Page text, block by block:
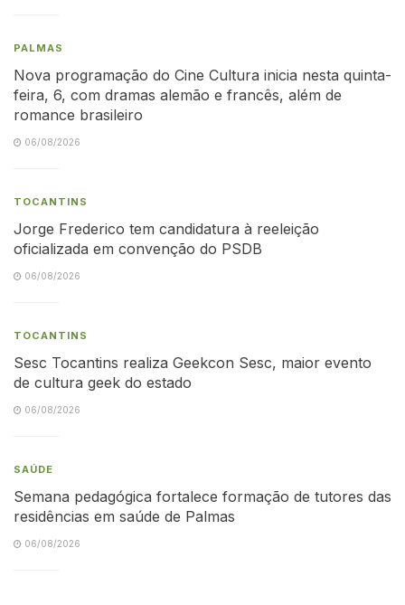
PALMAS
Nova programação do Cine Cultura inicia nesta quinta-
feira, 6, com dramas alemão e francês, além de
romance brasileiro
06/08/2026
TOCANTINS
Jorge Frederico tem candidatura à reeleição
oficializada em convenção do PSDB
06/08/2026
TOCANTINS
Sesc Tocantins realiza Geekcon Sesc, maior evento
de cultura geek do estado
06/08/2026
SAÚDE
Semana pedagógica fortalece formação de tutores das
residências em saúde de Palmas
06/08/2026